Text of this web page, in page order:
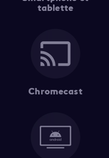
tablette
Chromecast